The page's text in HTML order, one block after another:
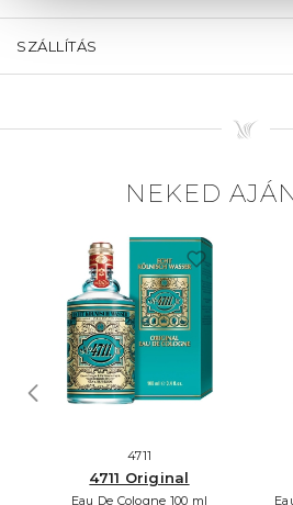
SZÁLLÍTÁS
NEKED
4711
4711 Original
Eau De Cologne 100 ml